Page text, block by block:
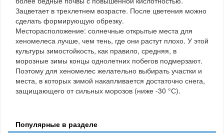
Зацветает в трехлетнем возрасте. После цветения можно
сделать формирующую обрезку.
Месторасположение: солнечные открытые места для
хеномелеса лучше, чем тень, где они растут плохо. У этой
культуры зимостойкость, как правило, средняя, в
морозные зимы концы однолетних побегов подмерзают.
Поэтому для хеномелес желательно выбирать участки и
места, в которых зимой накапливается достаточно снега,
защищающего от сильных морозов (ниже -30 °С).
Популярные в разделе